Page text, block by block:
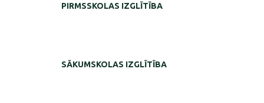
PIRMSSKOLAS IZGLĪTĪBA
SĀKUMSKOLAS IZGLĪTĪBA